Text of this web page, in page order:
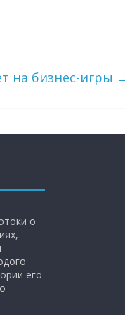
на бизнес-игры
о
его